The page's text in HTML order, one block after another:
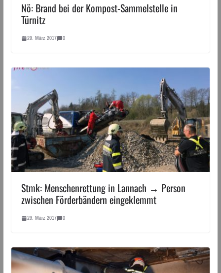
Nö: Brand bei der Kompost-Sammelstelle in
Türnitz
29. März 2017 0
Stmk: Menschenrettung in Lannach → Person
zwischen Förderbändern eingeklemmt
29. März 2017 0